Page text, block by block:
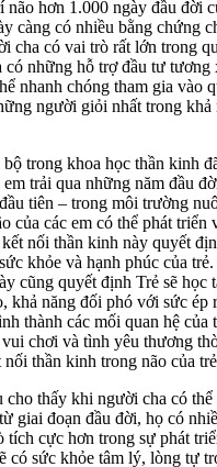
não hơn 1.000 ngày đầu đời
càng có nhiều bằng chứng
cha có vai trò rất lớn trong
có những hỗ trợ đầu tư tương
nhanh chóng tham gia vào
người giỏi nhất trong khả
trong khoa học thần kinh
trải qua những năm đầu
tiên – trong môi trường
của các em có thể phát triển
nối thần kinh này quyết
khỏe và hạnh phúc của
cũng quyết định Trẻ sẽ học
khả năng đối phó với sức ép
thành các mối quan hệ
chơi và tình yêu thương
thần kinh trong não của
cho thấy khi người cha có thể
giai đoạn đầu đời, họ có
tích cực hơn trong sự phát
có sức khỏe tâm lý, lòng tự